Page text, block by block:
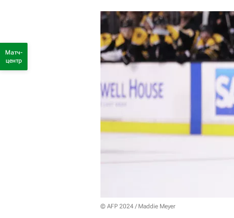
© AFP 2024 / Maddie Meyer
Матч-
центр